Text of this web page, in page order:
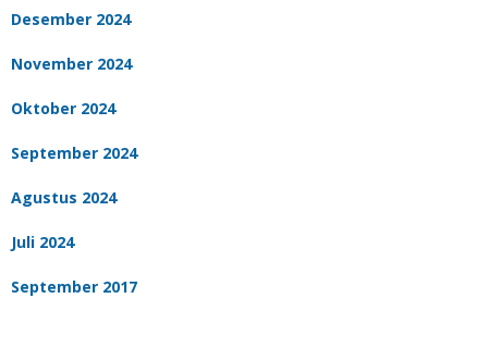
Desember 2024
November 2024
Oktober 2024
September 2024
Agustus 2024
Juli 2024
September 2017